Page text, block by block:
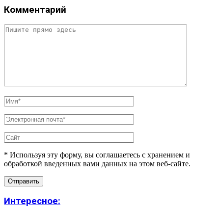
Комментарий
* Используя эту форму, вы соглашаетесь с хранением и
обработкой введенных вами данных на этом веб-сайте.
Интересное: